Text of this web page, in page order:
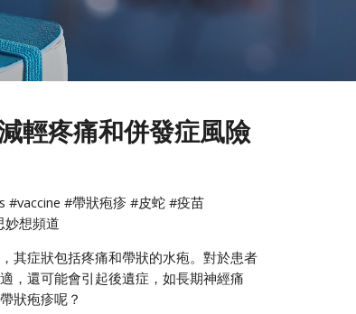
輕疼痛和併發症風險
#vaccine #帶狀疱疹 #皮蛇 #疫苗
妙想頻道
其症狀包括疼痛和帶狀的水疱。對於患者
，還可能會引起後遺症，如長期神經痛
狀疱疹呢？